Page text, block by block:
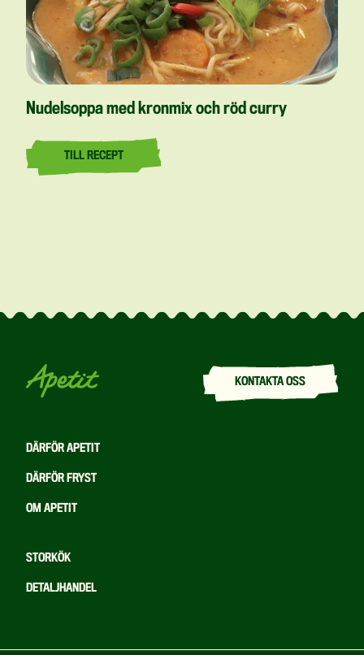
Nudelsoppa med kronmix och röd curry
TILL RECEPT
KONTAKTA OSS
DÄRFÖR APETIT
DÄRFÖR FRYST
OM APETIT
STORKÖK
DETALJHANDEL